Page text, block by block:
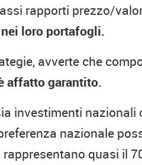
rapporti prezzo/
loro portafogli.
avverte che
affatto garantito.
investimenti nazionali
nazionale
quasi il